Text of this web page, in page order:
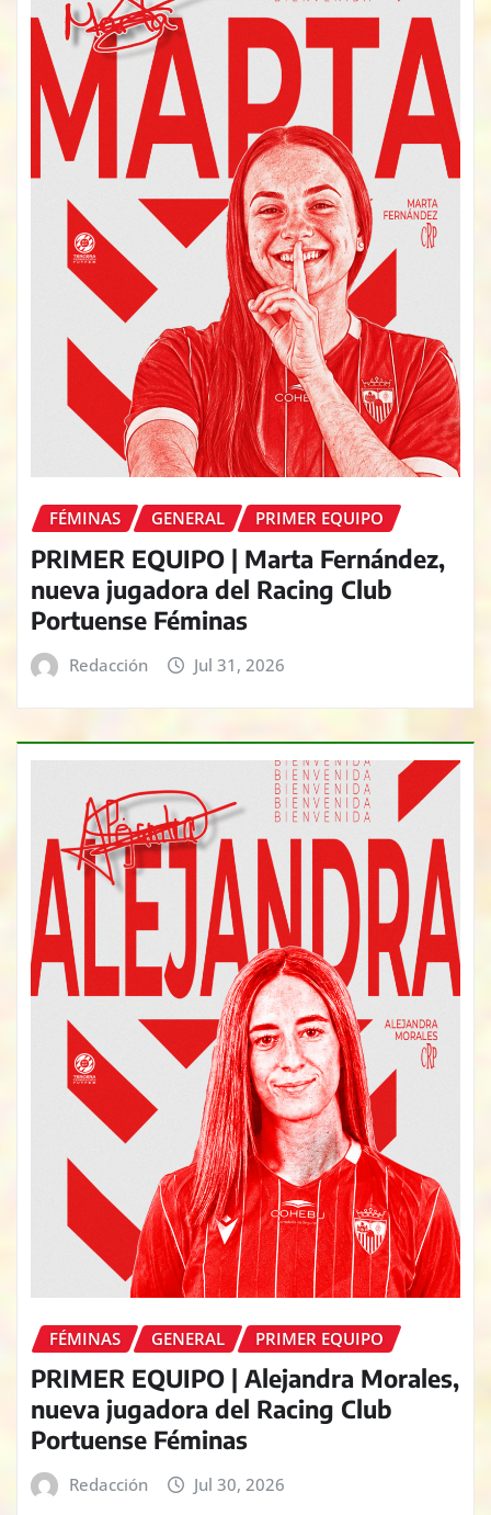
FÉMINAS GENERAL PRIMER EQUIPO
PRIMER EQUIPO | Marta Fernández,
nueva jugadora del Racing Club
Portuense Féminas
Redacción Jul 31, 2026
FÉMINAS GENERAL PRIMER EQUIPO
PRIMER EQUIPO | Alejandra Morales,
nueva jugadora del Racing Club
Portuense Féminas
Redacción Jul 30, 2026